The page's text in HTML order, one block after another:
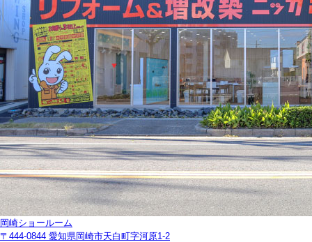
岡崎ショールーム
〒444-0844 愛知県岡崎市天白町字河原1-2